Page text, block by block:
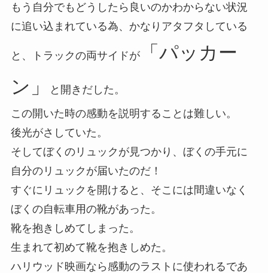
もう自分でもどうしたら良いのかわからない状況
に追い込まれている為、かなりアタフタしている
と、トラックの両サイドが「パッカー
ン」
と開きだした。
この開いた時の感動を説明することは難しい。
後光がさしていた。
そしてぼくのリュックが見つかり、ぼくの手元に
自分のリュックが届いたのだ！
すぐにリュックを開けると、そこには間違いなく
ぼくの自転車用の靴があった。
靴を抱きしめてしまった。
生まれて初めて靴を抱きしめた。
ハリウッド映画なら感動のラストに使われるであ